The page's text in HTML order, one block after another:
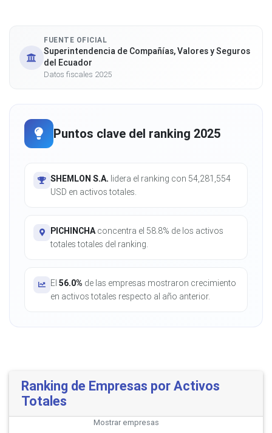
FUENTE OFICIAL
Superintendencia de Compañías, Valores y Seguros
del Ecuador
Datos fiscales 2025
Puntos clave del ranking 2025
SHEMLON S.A. lidera el ranking con 54,281,554
USD en activos totales.
PICHINCHAconcentra el 58.8% de los activos
totales totales del ranking.
El 56.0% de las empresas mostraron crecimiento
en activos totales respecto al año anterior.
Ranking de Empresas por Activos
Totales
Mostrar empresas